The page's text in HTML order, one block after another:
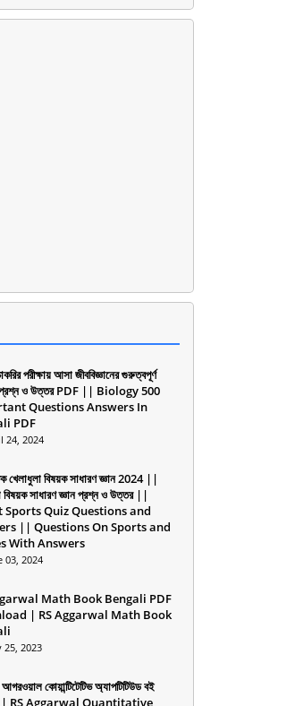
পরীক্ষায় আসা জীববিজ্ঞানের গুরুত্বপূর্ণ
ও উত্তর PDF || Biology 500
Questions Answers In
PDF
24, 2024
খেলাধুলা বিষয়ক সাধারণ জ্ঞান 2024 ||
বিষয়ক সাধারণ জ্ঞান প্রশ্ন ও উত্তর ||
Sports Quiz Questions and
|| Questions On Sports and
With Answers
03, 2024
Math Book Bengali PDF
| RS Aggarwal Math Book
25, 2023
কোয়ান্টিটেটিভ অ্যাপটিটিউড বই
| RS Aggarwal Quantitative